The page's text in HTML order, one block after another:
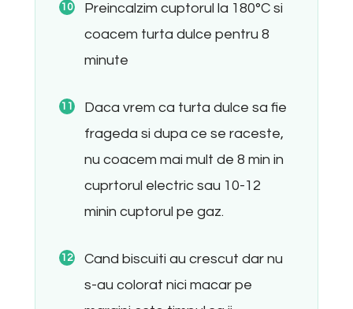
Preincalzim cuptorul la 180°C si
coacem turta dulce pentru 8
minute
Daca vrem ca turta dulce sa fie
frageda si dupa ce se raceste,
nu coacem mai mult de 8 min in
cuprtorul electric sau 10-12
minin cuptorul pe gaz.
Cand biscuiti au crescut dar nu
s-au colorat nici macar pe